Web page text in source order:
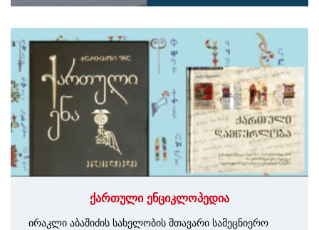
ქართული ენციკლოპედია
ირაკლი აბაშიძის სახელობის მთავარი სამეცნიერო